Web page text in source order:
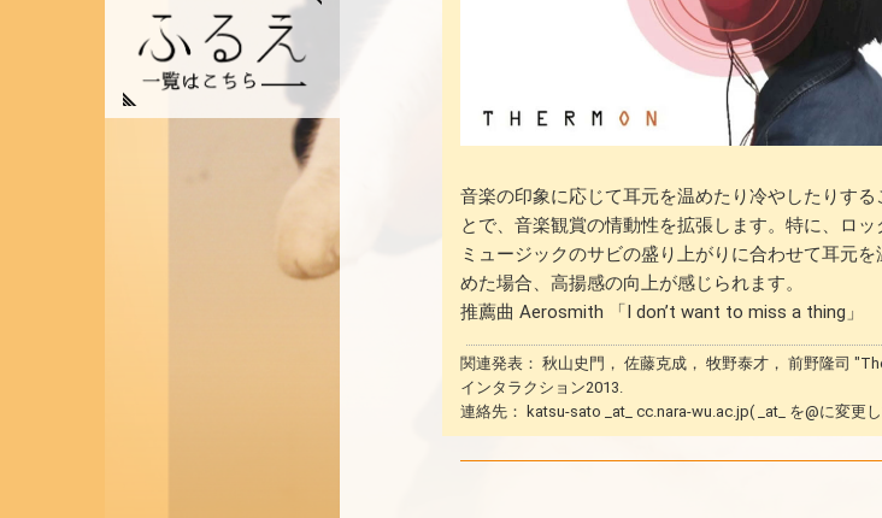
音楽の印象に応じて耳元を温めたり冷やしたりする
とで、音楽観賞の情動性を拡張します。特に、ロッ
ミュージックのサビの盛り上がりに合わせて耳元を
めた場合、高揚感の向上が感じられます。
推薦曲 Aerosmith 「I don’t want to miss a thing」
関連発表： 秋山史門， 佐藤克成， 牧野泰才， 前野隆司
インタラクション2013.
連絡先： katsu-sato _at_ cc.nara-wu.ac.jp( _at_ を@に変更